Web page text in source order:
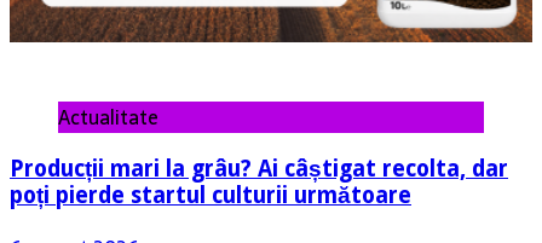
Actualitate
Producții mari la grâu? Ai câștigat recolta, dar
poți pierde startul culturii următoare